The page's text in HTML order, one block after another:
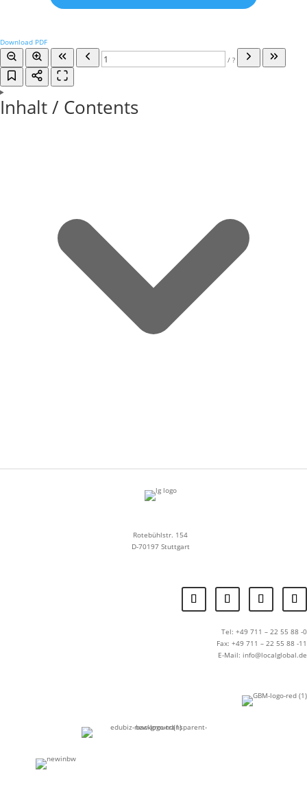
Download PDF
/ ?
Inhalt / Contents
Rotebühlstr. 154
D-70197 Stuttgart
Tel: +49 711 – 22 55 88 -0
Fax: +49 711 – 22 55 88 -11
E-Mail: info@localglobal.de